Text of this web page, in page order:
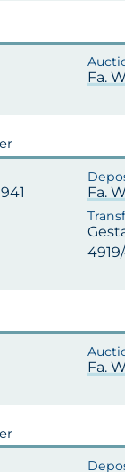
Fa.
Fa.
4919/
Fa.